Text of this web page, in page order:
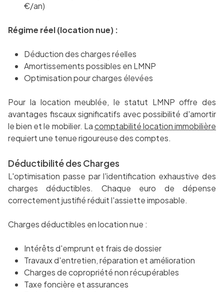
€/an)
Régime réel (location nue) :
Déduction des charges réelles
Amortissements possibles en LMNP
Optimisation pour charges élevées
Pour la location meublée, le statut LMNP offre des
avantages fiscaux significatifs avec possibilité d'amortir
le bien et le mobilier. Lacomptabilité location immobilière
requiert une tenue rigoureuse des comptes.
Déductibilité des Charges
L'optimisation passe par l'identification exhaustive des
charges déductibles. Chaque euro de dépense
correctement justifié réduit l'assiette imposable.
Charges déductibles en location nue :
Intérêts d'emprunt et frais de dossier
Travaux d'entretien, réparation et amélioration
Charges de copropriété non récupérables
Taxe foncière et assurances